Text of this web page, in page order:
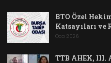
BTO Özel
Katsayıları ve
Oca 2026
TTB AHEK, III.